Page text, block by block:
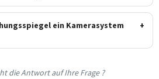
ein Kamerasystem
+
die Antwort auf Ihre Frage ?